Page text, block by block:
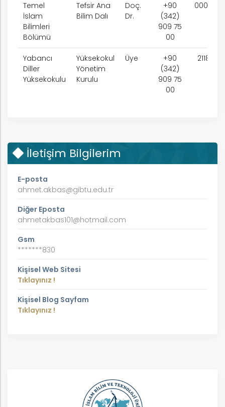
Temel
İslam
Bilimleri
Bölümü
Tefsir Ana
Bilim Dalı
Doç.
Dr.
+90
(342)
909 75
00
0000
Yabancı
Diller
Yüksekokulu
Yüksekokul
Yönetim
Kurulu
Üye
+90
(342)
909 75
00
2118
İletişim Bilgilerim
E-posta
ahmet.akbas@gibtu.edu.tr
Diğer Eposta
ahmetakbas101@hotmail.com
Gsm
*******830
Kişisel Web Sitesi
Tıklayınız !
Kişisel Blog Sayfam
Tıklayınız !